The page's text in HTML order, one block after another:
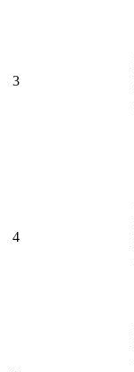
3
4